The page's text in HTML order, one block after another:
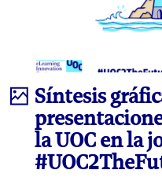
Imagen
Síntesis
la UOC en la